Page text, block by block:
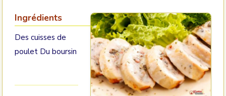
Ingrédients
Des cuisses de
poulet Du boursin